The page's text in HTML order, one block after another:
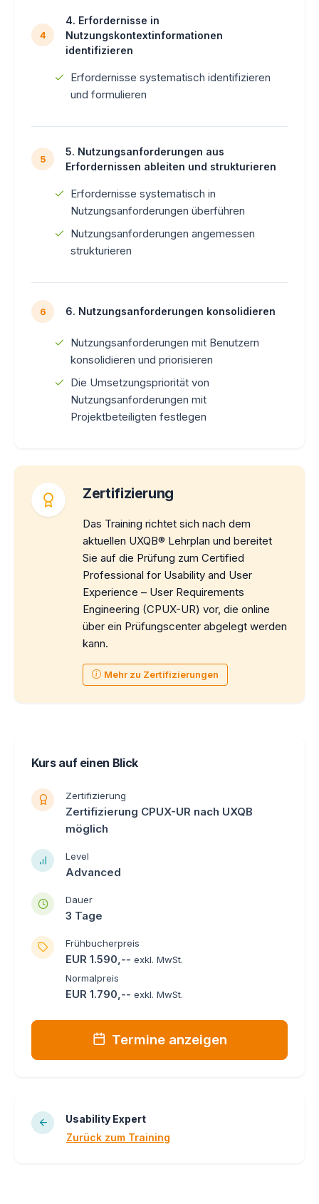
4
4. Erfordernisse in
Nutzungskontextinformationen
identifizieren
Erfordernisse systematisch identifizieren
und formulieren
5
5. Nutzungsanforderungen aus
Erfordernissen ableiten und strukturieren
Erfordernisse systematisch in
Nutzungsanforderungen überführen
Nutzungsanforderungen angemessen
strukturieren
6 6. Nutzungsanforderungen konsolidieren
Nutzungsanforderungen mit Benutzern
konsolidieren und priorisieren
Die Umsetzungspriorität von
Nutzungsanforderungen mit
Projektbeteiligten festlegen
Zertifizierung
Das Training richtet sich nach dem
aktuellen UXQB® Lehrplan und bereitet
Sie auf die Prüfung zum Certified
Professional for Usability and User
Experience – User Requirements
Engineering (CPUX-UR) vor, die online
über ein Prüfungscenter abgelegt werden
kann.
Mehr zu Zertifizierungen
Kurs auf einen Blick
Zertifizierung
Zertifizierung CPUX-UR nach UXQB
möglich
Level
Advanced
Dauer
3 Tage
Frühbucherpreis
EUR 1.590,-- exkl. MwSt.
Normalpreis
EUR 1.790,-- exkl. MwSt.
Termine anzeigen
Usability Expert
Zurück zum Training